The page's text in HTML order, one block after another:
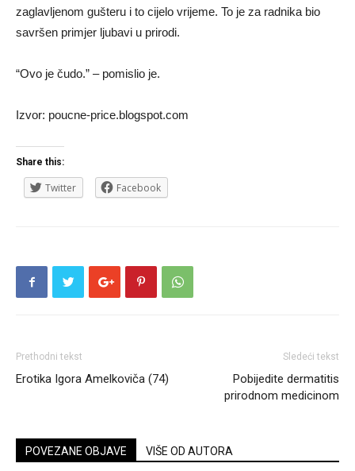
zaglavljenom gušteru i to cijelo vrijeme. To je za radnika bio
savršen primjer ljubavi u prirodi.
“Ovo je čudo.” – pomislio je.
Izvor: poucne-price.blogspot.com
Share this:
Twitter Facebook
Prethodni tekst
Erotika Igora Amelkoviča (74)
Sledeći tekst
Pobijedite dermatitis
prirodnom medicinom
POVEZANE OBJAVE VIŠE OD AUTORA